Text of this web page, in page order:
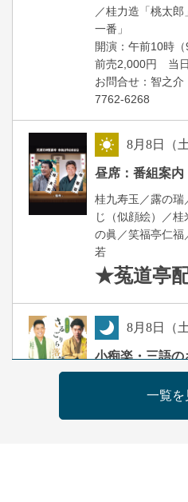
／桂力造「桃太
一番」
開演：午前10時
前売2,000円 当
お問合せ：智之
7762-6268
8月8日（
昼席：番組案内
桂九寿玉／露の
じ（似顔絵）／
の眞／笑福亭仁福
若
★菟道亭
8月8日（
小痴楽・三語
開演：午後6時（
前売3,500円 当
一覧を